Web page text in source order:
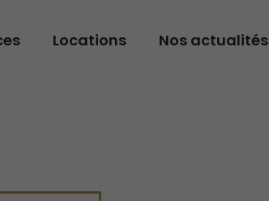
Locations Nos actualités